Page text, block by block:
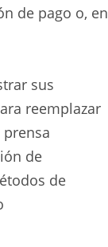
de pago o, en
sus
reemplazar
de
de